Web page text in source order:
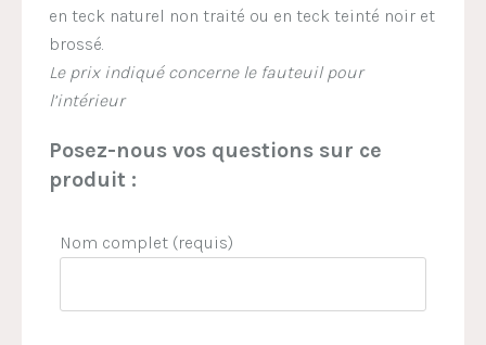
en teck naturel non traité ou en teck teinté noir et
brossé.
Le prix indiqué concerne le fauteuil pour
l’intérieur
Posez-nous vos questions sur ce
produit :
Nom complet (requis)